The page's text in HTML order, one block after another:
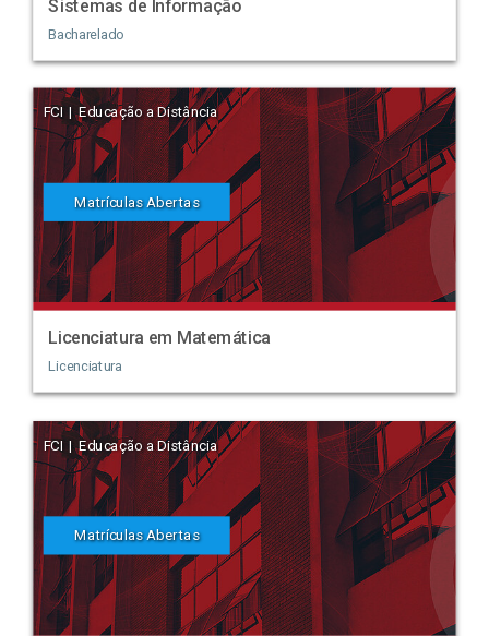
Sistemas de Informação
Bacharelado
FCI | Educação a Distância
Matrículas Abertas
Licenciatura em Matemática
Licenciatura
FCI | Educação a Distância
Matrículas Abertas